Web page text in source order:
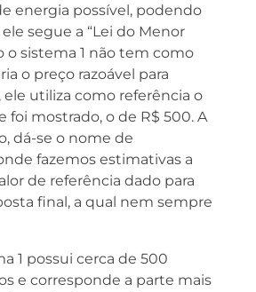
energia possível, podendo
segue a “Lei do Menor
o sistema 1 não tem como
o preço razoável para
ele utiliza como referência o
foi mostrado, o de R$ 500. A
dá-se o nome de
fazemos estimativas a
de referência dado para
final, a qual nem sempre
1 possui cerca de 500
e corresponde a parte mais